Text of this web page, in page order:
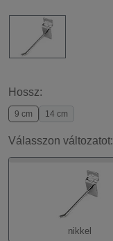
Hossz:
9 cm 14 cm
Válasszon változatot:
nikkel